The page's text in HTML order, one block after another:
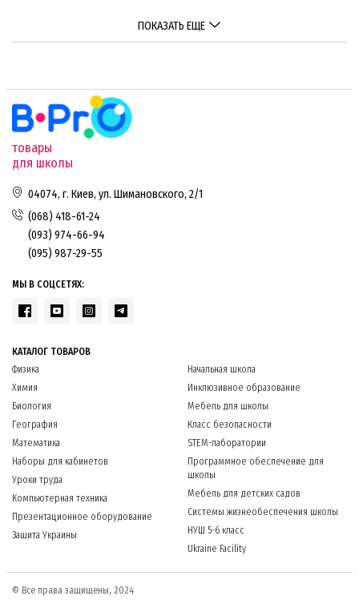
ПОКАЗАТЬ ЕЩЕ
товары
для школы
04074, г. Киев, ул. Шимановского, 2/1
(068) 418-61-24
(093) 974-66-94
(095) 987-29-55
МЫ В СОЦСЕТЯХ:
КАТАЛОГ ТОВАРОВ
Физика
Химия
Биология
География
Математика
Наборы для кабинетов
Уроки труда
Компьютерная техника
Презентационное оборудование
Защита Украины
Начальная школа
Инклюзивное образование
Мебель для школы
Класс безопасности
STEM-лаборатории
Программное обеспечение для
школы
Мебель для детских садов
Системы жизнеобеспечения школы
НУШ 5-6 класс
Ukraine Facility
© Все права защищены, 2024